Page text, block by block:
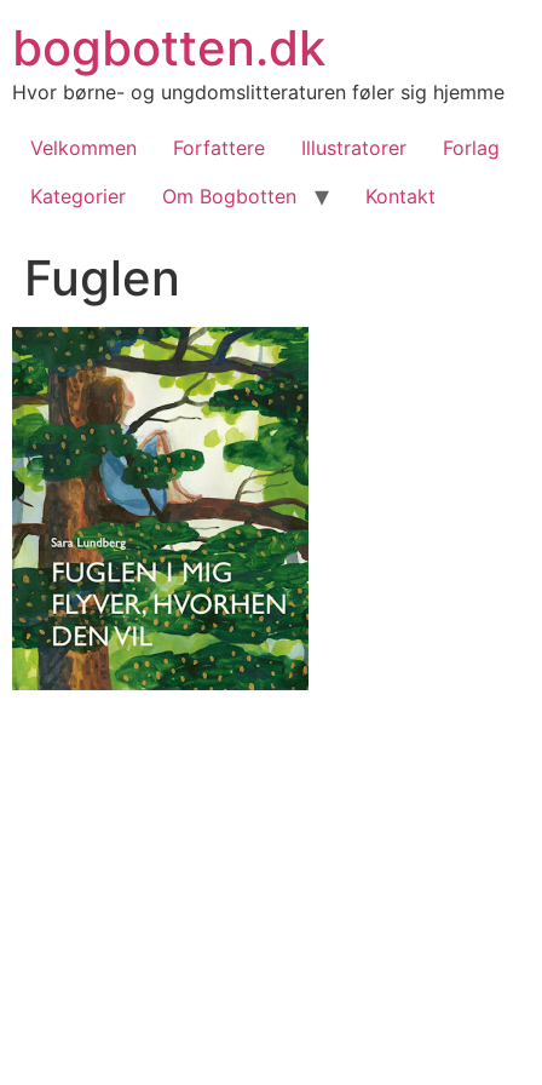
indhold
bogbotten.dk
Hvor børne- og ungdomslitteraturen føler sig hjemme
Velkommen Forfattere Illustratorer
Forlag
Kategorier
Om Bogbotten Kontakt
Fuglen